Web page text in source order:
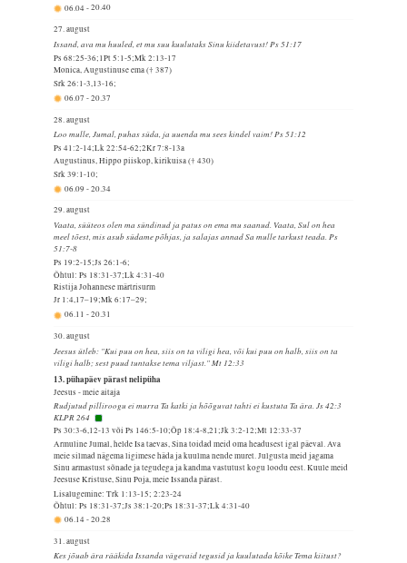
06.04-20.40
27. august
Issand, ava mu huuled, et mu suu kuulutaks Sinu kiidetavust! Ps 51:17
Ps 68:25-36;1Pt 5:1-5;Mk 2:13-17
Monica, Augustinuse ema († 387)
Srk 26:1-3,13-16;
06.07-20.37
28. august
Loo mulle, Jumal, puhas süda, ja uuenda mu sees kindel vaim! Ps 51:12
Ps 41:2-14;Lk 22:54-62;2Kr 7:8-13a
Augustinus, Hippo piiskop, kirikuisa († 430)
Srk 39:1-10;
06.09-20.34
29. august
Vaata, süüteos olen ma sündinud ja patus on ema mu saanud. Vaata, Sul on hea
meel tõest, mis asub südame põhjas, ja salajas annad Sa mulle tarkust teada. Ps
51:7-8
Ps 19:2-15;Js 26:1-6;
Õhtul: Ps 18:31-37;Lk 4:31-40
Ristija Johannese märtrisurm
Jr 1:4,17–19;Mk 6:17–29;
06.11-20.31
30. august
Jeesus ütleb: "Kui puu on hea, siis on ta viligi hea, või kui puu on halb, siis on ta
viligi halb; sest puud tuntakse tema viljast." Mt 12:33
13. pühapäev pärast nelipüha
Jeesus - meie aitaja
Rudjutud pilliroogu ei murra Ta katki ja hõõguvat tahti ei kustuta Ta ära. Js 42:3
KLPR 264
Ps 30:3-6,12-13 või Ps 146:5-10;Õp 18:4-8,21;Jk 3:2-12;Mt 12:33-37
Armuline Jumal, helde Isa taevas, Sina toidad meid oma headusest igal päeval. Ava
meie silmad nägema ligimese häda ja kuulma nende muret. Julgusta meid jagama
Sinu armastust sõnade ja tegudega ja kandma vastutust kogu loodu eest. Kuule meid
Jeesuse Kristuse, Sinu Poja, meie Issanda pärast.
Lisalugemine: Trk 1:13-15; 2:23-24
Õhtul: Ps 18:31-37;Js 38:1-20;Ps 18:31-37;Lk 4:31-40
06.14-20.28
31. august
Kes jõuab ära rääkida Issanda vägevaid tegusid ja kuulutada kõike Tema kiitust?